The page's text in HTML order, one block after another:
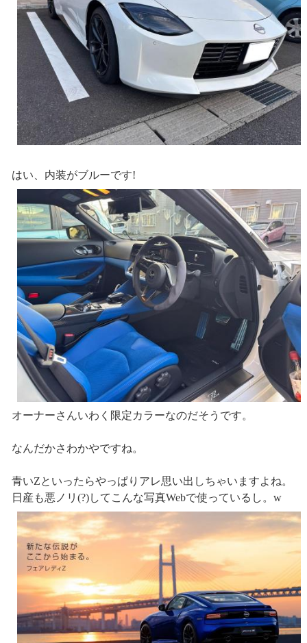
はい、内装がブルーです!
オーナーさんいわく限定カラーなのだそうです。
なんだかさわかやですね。
青いZといったらやっぱりアレ思い出しちゃいますよね。
日産も悪ノリ(?)してこんな写真Webで使っているし。w